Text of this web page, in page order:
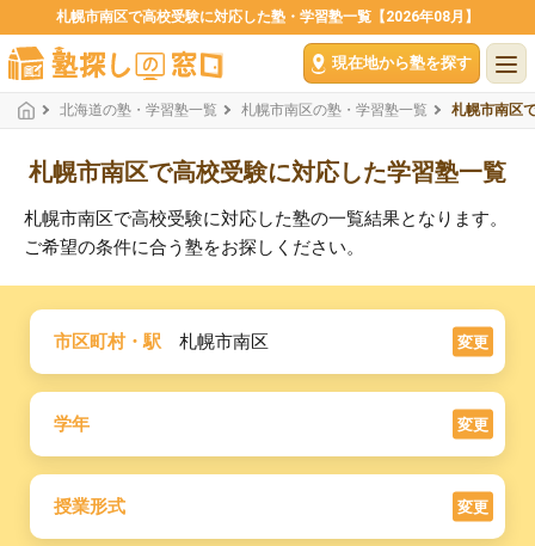
札幌市南区で高校受験に対応した塾・学習塾一覧【2026年08月】
現在地から塾を探す
北海道の塾・学習塾一覧 札幌市南区の塾・学習塾一覧 札幌市南区
札幌市南区で高校受験に対応した学習塾一覧
札幌市南区で高校受験に対応した塾の一覧結果となります。
ご希望の条件に合う塾をお探しください。
市区町村・駅 札幌市南区 変更
学年 変更
授業形式 変更